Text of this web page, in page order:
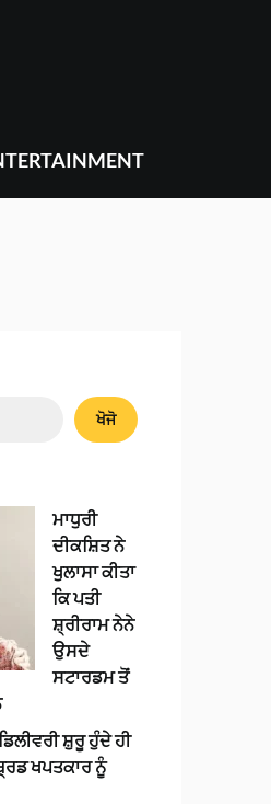
ਖੋਜੋ
ਮਾਧੁਰੀ
ਦੀਕਸ਼ਿਤ ਨੇ
ਖੁਲਾਸਾ ਕੀਤਾ
ਕਿ ਪਤੀ
ਸ਼੍ਰੀਰਾਮ ਨੇਨੇ
ਉਸਦੇ
ਸਟਾਰਡਮ ਤੋਂ
ਸ਼ੁਰੂ ਹੁੰਦੇ ਹੀ
ਖਪਤਕਾਰ ਨੂੰ